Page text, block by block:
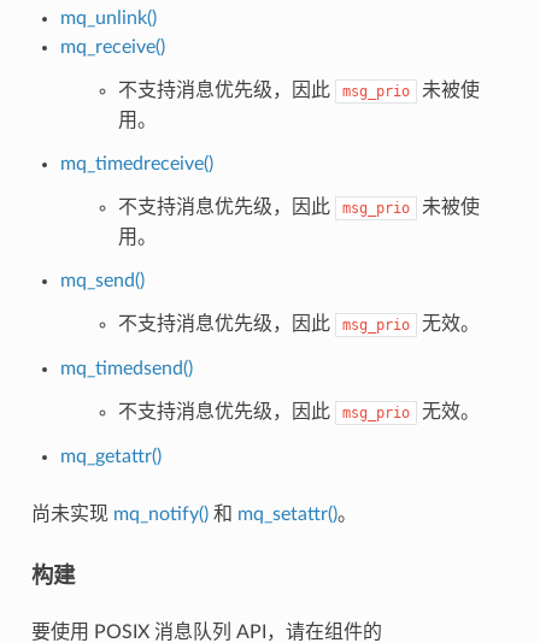
mq_unlink()
mq_receive()
不支持消息优先级，因此 msg_prio
未被使
用。
mq_timedreceive()
不支持消息优先级，因此 msg_prio
未被使
用。
mq_send()
不支持消息优先级，因此 msg_prio 无效。
mq_timedsend()
不支持消息优先级，因此 msg_prio 无效。
mq_getattr()
尚未实现 mq_notify()和 mq_setattr()。
构建
要使用 POSIX 消息队列 API，请在组件的